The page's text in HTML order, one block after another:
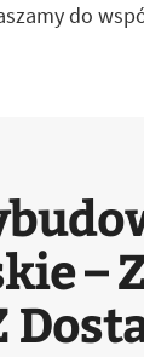
do
–